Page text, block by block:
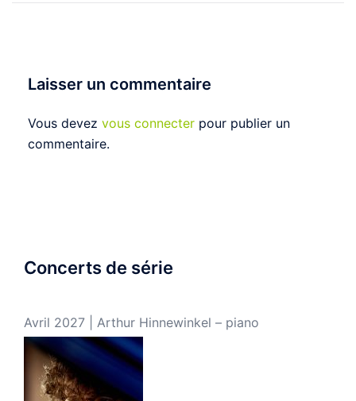
Laisser un commentaire
Vous devez vous connecter pour publier un
commentaire.
Concerts de série
Avril 2027 | Arthur Hinnewinkel – piano